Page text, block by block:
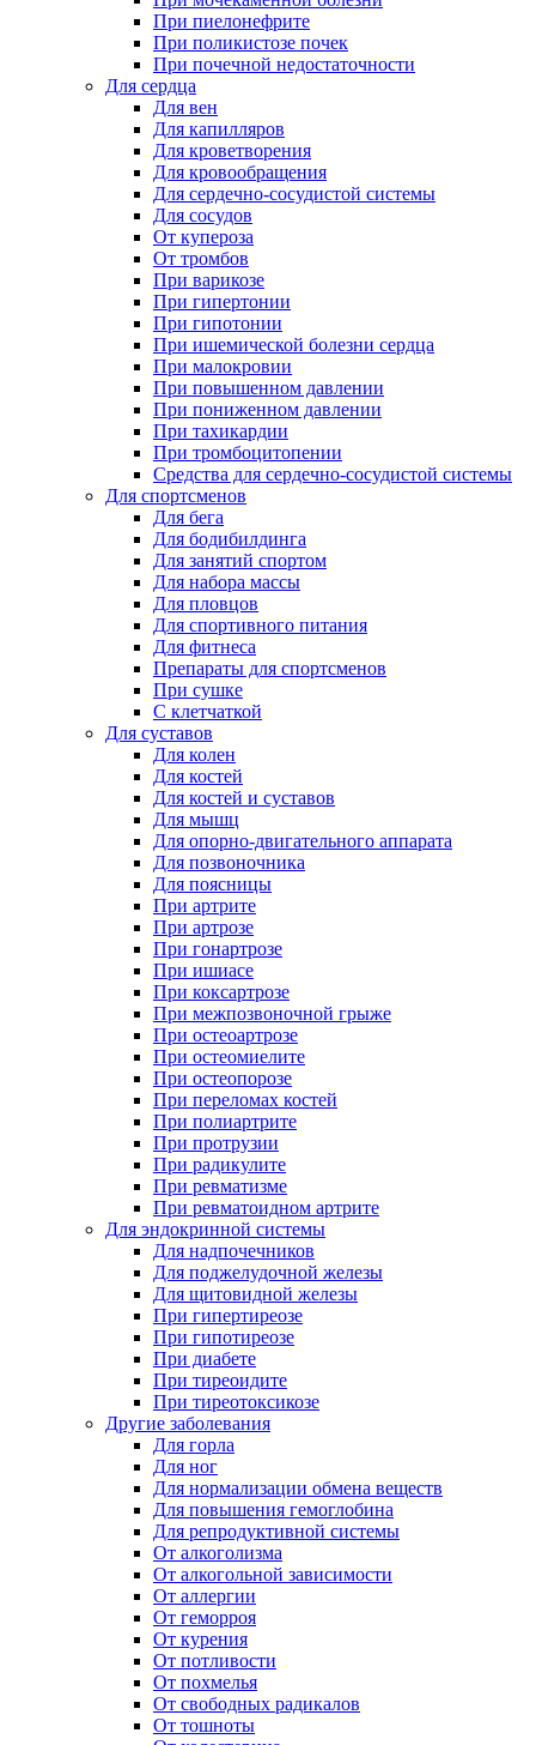
При пиелонефрите
При поликистозе почек
При почечной недостаточности
Для сердца
Для вен
Для капилляров
Для кроветворения
Для кровообращения
Для сердечно-сосудистой системы
Для сосудов
От купероза
От тромбов
При варикозе
При гипертонии
При гипотонии
При ишемической болезни сердца
При малокровии
При повышенном давлении
При пониженном давлении
При тахикардии
При тромбоцитопении
Средства для сердечно-сосудистой системы
Для спортсменов
Для бега
Для бодибилдинга
Для занятий спортом
Для набора массы
Для пловцов
Для спортивного питания
Для фитнеса
Препараты для спортсменов
При сушке
С клетчаткой
Для суставов
Для колен
Для костей
Для костей и суставов
Для мышц
Для опорно-двигательного аппарата
Для позвоночника
Для поясницы
При артрите
При артрозе
При гонартрозе
При ишиасе
При коксартрозе
При межпозвоночной грыже
При остеоартрозе
При остеомиелите
При остеопорозе
При переломах костей
При полиартрите
При протрузии
При радикулите
При ревматизме
При ревматоидном артрите
Для эндокринной системы
Для надпочечников
Для поджелудочной железы
Для щитовидной железы
При гипертиреозе
При гипотиреозе
При диабете
При тиреоидите
При тиреотоксикозе
Другие заболевания
Для горла
Для ног
Для нормализации обмена веществ
Для повышения гемоглобина
Для репродуктивной системы
От алкоголизма
От алкогольной зависимости
От аллергии
От геморроя
От курения
От потливости
От похмелья
От свободных радикалов
От тошноты